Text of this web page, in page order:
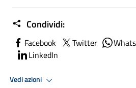
Condividi:
Facebook Twitter
LinkedIn
Vedi azioni